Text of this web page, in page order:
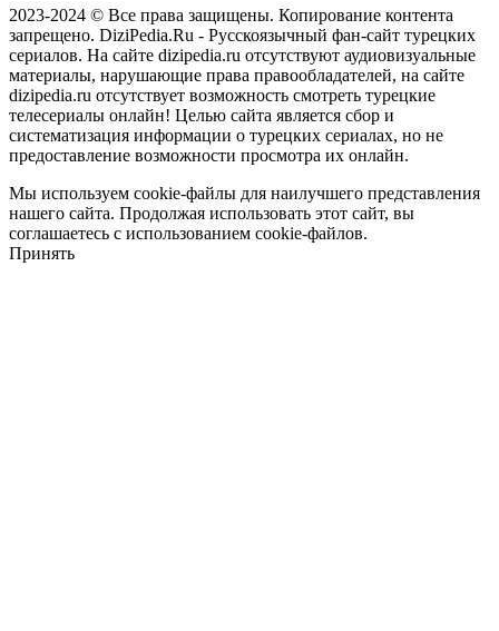
2023-2024 © Все права защищены. Копирование контента
запрещено. DiziPedia.Ru - Русскоязычный фан-сайт турецких
сериалов. На сайте dizipedia.ru отсутствуют аудиовизуальные
материалы, нарушающие права правообладателей, на сайте
dizipedia.ru отсутствует возможность смотреть турецкие
телесериалы онлайн! Целью сайта является сбор и
систематизация информации о турецких сериалах, но не
предоставление возможности просмотра их онлайн.
Мы используем cookie-файлы для наилучшего представления
нашего сайта. Продолжая использовать этот сайт, вы
соглашаетесь с использованием cookie-файлов.
Принять